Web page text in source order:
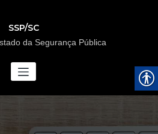
SSP/SC
da Segurança Pública